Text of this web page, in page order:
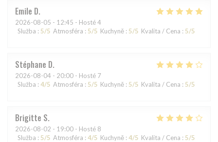
Emile D
2026-08-05 - 12:45 - Hosté 4
Služba : 5/5 Atmosféra : 5/5 Kuchyně : 5/5 Kvalita / Cena : 5/5
Stéphane D
2026-08-04 - 20:00 - Hosté 7
Služba : 4/5 Atmosféra : 5/5 Kuchyně : 5/5 Kvalita / Cena : 5/5
Brigitte S
2026-08-02 - 19:00 - Hosté 8
Služba : 5/5 Atmosféra : 4/5 Kuchyně : 4/5 Kvalita / Cena : 5/5